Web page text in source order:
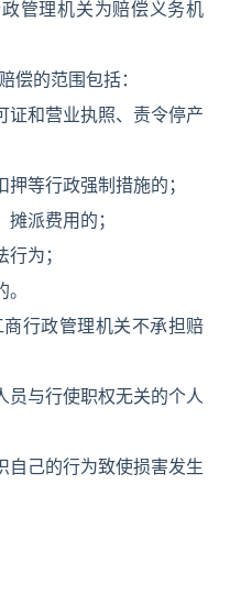
管理机关为赔偿义务机
偿的范围包括：
证和营业执照、责令停产
押等行政强制措施的；
派费用的；
为；
行政管理机关不承担赔
员与行使职权无关的个人
自己的行为致使损害发生